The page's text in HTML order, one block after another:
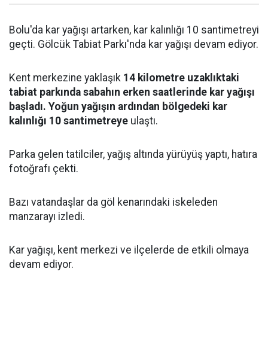
Bolu'da kar yağışı artarken, kar kalınlığı 10 santimetreyi
geçti. Gölcük Tabiat Parkı'nda kar yağışı devam ediyor.
Kent merkezine yaklaşık 14 kilometre uzaklıktaki
tabiat parkında sabahın erken saatlerinde kar yağışı
başladı. Yoğun yağışın ardından bölgedeki kar
kalınlığı 10 santimetreye ulaştı.
Parka gelen tatilciler, yağış altında yürüyüş yaptı, hatıra
fotoğrafı çekti.
Bazı vatandaşlar da göl kenarındaki iskeleden
manzarayı izledi.
Kar yağışı, kent merkezi ve ilçelerde de etkili olmaya
devam ediyor.